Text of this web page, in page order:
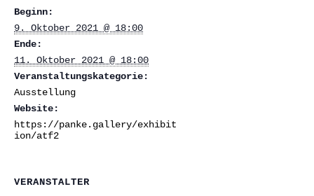
Beginn:
9. Oktober 2021 @ 18:00
Ende:
11. Oktober 2021 @ 18:00
Veranstaltungskategorie:
Ausstellung
Website:
https://panke.gallery/exhibit
ion/atf2
VERANSTALTER